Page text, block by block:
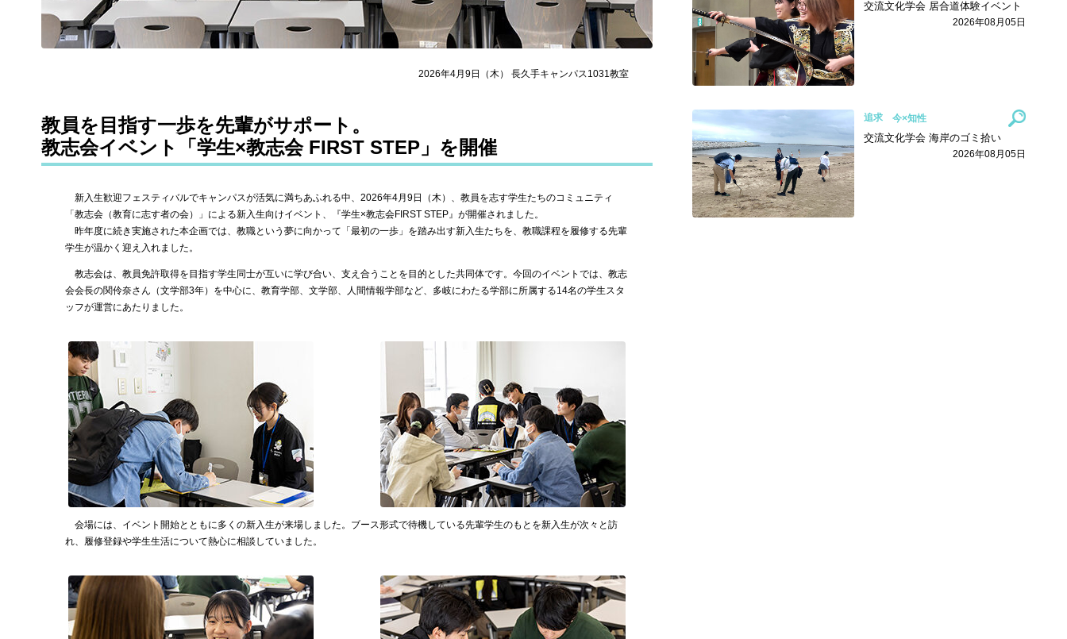
2026年4月9日（木） 長久手キャンパス1031教室
教員を目指す一歩を先輩がサポート。
教志会イベント「学生×教志会 FIRST STEP」を開催
新入生歓迎フェスティバルでキャンパスが活気に満ちあふれる中、2026年4月9日（木）、教員を志す学生たちのコミュニティ
「教志会（教育に志す者の会）」による新入生向けイベント、『学生×教志会FIRST STEP』が開催されました。
昨年度に続き実施された本企画では、教職という夢に向かって「最初の一歩」を踏み出す新入生たちを、教職課程を履修する先輩
学生が温かく迎え入れました。
教志会は、教員免許取得を目指す学生同士が互いに学び合い、支え合うことを目的とした共同体です。今回のイベントでは、教志
会会長の関伶奈さん（文学部3年）を中心に、教育学部、文学部、人間情報学部など、多岐にわたる学部に所属する14名の学生スタ
ッフが運営にあたりました。
会場には、イベント開始とともに多くの新入生が来場しました。ブース形式で待機している先輩学生のもとを新入生が次々と訪
れ、履修登録や学生生活について熱心に相談していました。
交流文化学会 居合道体験イベント
2026年08月05日
追求
交流文化学会 海岸のゴミ拾い
2026年08月05日